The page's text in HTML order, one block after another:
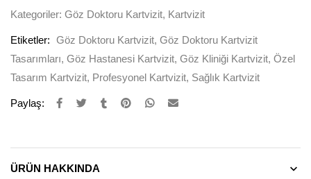
Kategoriler: Göz Doktoru Kartvizit, Kartvizit
Etiketler: Göz Doktoru Kartvizit, Göz Doktoru Kartvizit
Tasarımları, Göz Hastanesi Kartvizit, Göz Kliniği Kartvizit, Özel
Tasarım Kartvizit, Profesyonel Kartvizit, Sağlık Kartvizit
Paylaş:
ÜRÜN HAKKINDA